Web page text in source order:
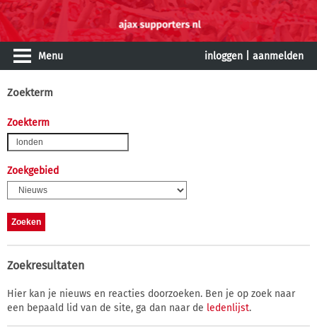
Menu inloggen aanmelden
Zoekterm
Zoekterm
Zoekgebied
Zoekresultaten
Hier kan je nieuws en reacties doorzoeken. Ben je op zoek naar
een bepaald lid van de site, ga dan naar de ledenlijst.